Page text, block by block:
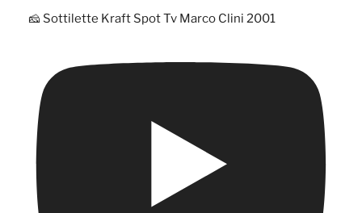
🧀 Sottilette Kraft Spot Tv Marco Clini 2001